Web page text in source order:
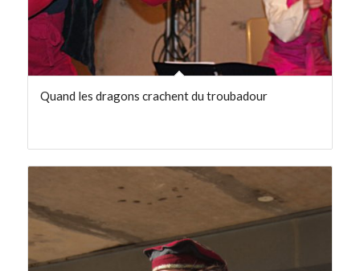
Quand les dragons crachent du troubadour